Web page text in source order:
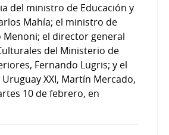
del ministro de Educación y
Mahía; el ministro de
Menoni; el director general
del Ministerio de
Fernando Lugris; y el
XXI, Martín Mercado,
10 de febrero, en